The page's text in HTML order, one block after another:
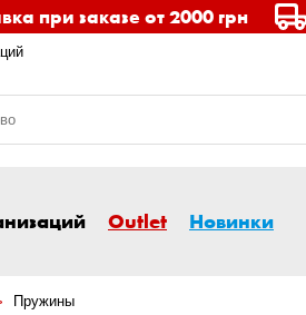
при заказе от 2000 грн
Outlet Новинки
Пружины